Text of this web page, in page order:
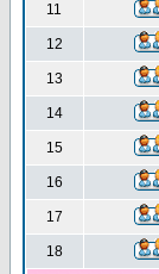
11
12
13
14
15
16
17
18